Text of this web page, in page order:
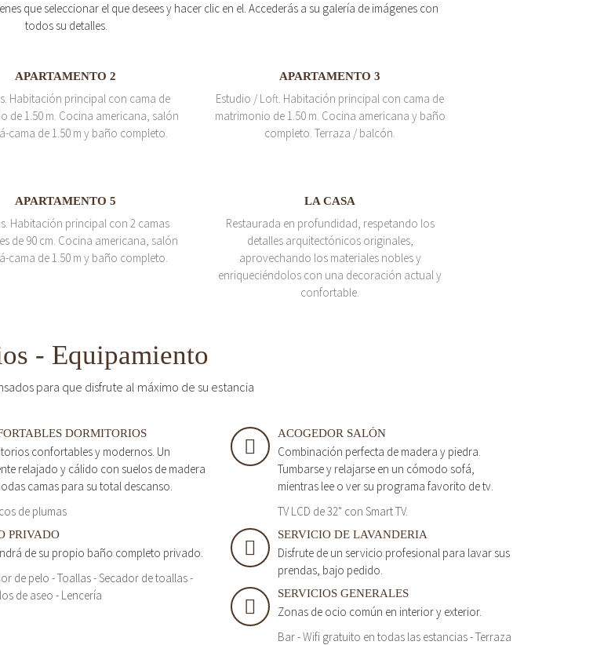
que seleccionar el que desees y hacer clic en el. Accederás a su galería de imágenes con
todos su detalles.
APARTAMENTO 2
Habitación principal con cama de
de 1.50 m. Cocina americana, salón
cama de 1.50 m y baño completo.
APARTAMENTO 3
Estudio / Loft. Habitación principal con cama de
matrimonio de 1.50 m. Cocina americana y baño
completo. Terraza / balcón.
APARTAMENTO 5
Habitación principal con 2 camas
de 90 cm. Cocina americana, salón
cama de 1.50 m y baño completo.
LA CASA
Restaurada en profundidad, respetando los
detalles arquitectónicos originales,
aprovechando los materiales nobles y
enriqueciéndolos con una decoración actual y
confortable.
- Equipamiento
para que disfrute al máximo de su estancia
DORMITORIOS
confortables y modernos. Un
relajado y cálido con suelos de madera
camas para su total descanso.
de plumas
ACOGEDOR SALÓN
Combinación perfecta de madera y piedra.
Tumbarse y relajarse en un cómodo sofá,
mientras lee o ver su programa favorito de tv.
TV LCD de 32" con Smart TV.
PRIVADO
de su propio baño completo privado.
de pelo - Toallas - Secador de toallas -
de aseo - Lencería
SERVICIO DE LAVANDERIA
Disfrute de un servicio profesional para lavar sus
prendas, bajo pedido.
SERVICIOS GENERALES
Zonas de ocio común en interior y exterior.
Bar - Wifi gratuito en todas las estancias - Terraza